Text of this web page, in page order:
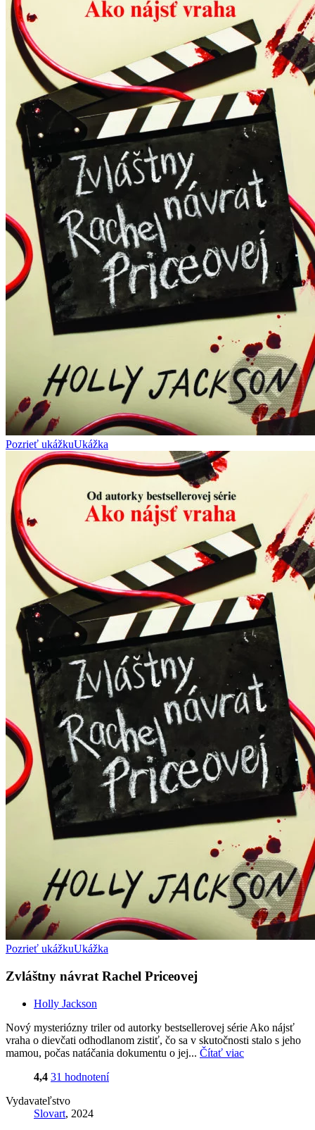
Pozrieť ukážkuUkážka
Pozrieť ukážkuUkážka
Zvláštny návrat Rachel Priceovej
Holly Jackson
Nový mysteriózny triler od autorky bestsellerovej série Ako nájsť
vraha o dievčati odhodlanom zistiť, čo sa v skutočnosti stalo s jeho
mamou, počas natáčania dokumentu o jej... Čítať viac
4,4 31 hodnotení
Vydavateľstvo
Slovart, 2024